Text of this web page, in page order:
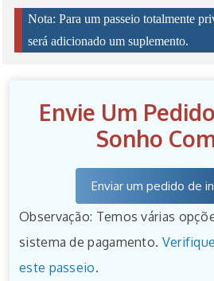
Nota: Para um passeio totalmente
será adicionado um suplemento.
Envie Um
Sonho
Enviar um pedido de
Observação: Temos várias
sistema de pagamento.
este passeio.